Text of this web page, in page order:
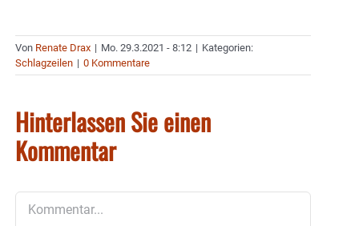
Von Renate Drax | Mo. 29.3.2021 - 8:12 | Kategorien:
Schlagzeilen | 0 Kommentare
Hinterlassen Sie einen
Kommentar